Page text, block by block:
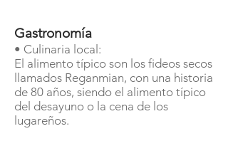
Gastronomía
• Culinaria local:
El alimento típico son los fideos secos
llamados Reganmian, con una historia
de 80 años, siendo el alimento típico
del desayuno o la cena de los
lugareños.